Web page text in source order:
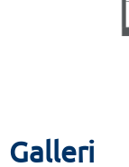
Galleri